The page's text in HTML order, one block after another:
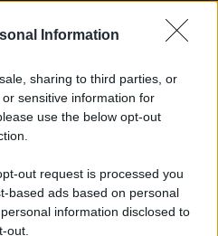
Information
sharing to third parties, or
sensitive information for
use the below opt-out
out request is processed you
based ads based on personal
information disclosed to
out.